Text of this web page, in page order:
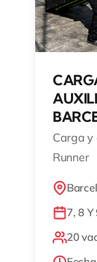
Carga y
Runner
7, 8
20